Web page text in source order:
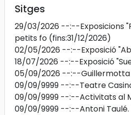
Sitges
29/03/2026 --:--Exposicions
petits fo (fins:31/12/2026)
02/05/2026 --:--Exposició
18/07/2026 --:--Exposició
05/09/2026 --:--Guillermotta
09/09/9999 --:--Teatre
09/09/9999 --:--Activitats al
09/09/9999 --:--Antoni Taulé.